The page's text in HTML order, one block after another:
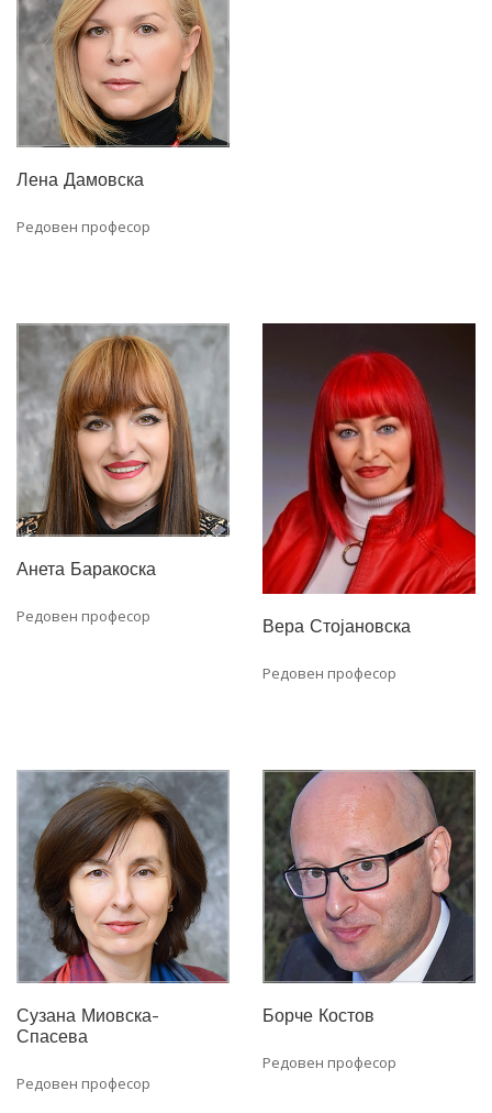
Лена Дамовска
Редовен професор
Анета Баракоска
Редовен професор Вера Стојановска
Редовен професор
Сузана Миовска-
Спасева
Редовен професор
Борче Костов
Редовен професор